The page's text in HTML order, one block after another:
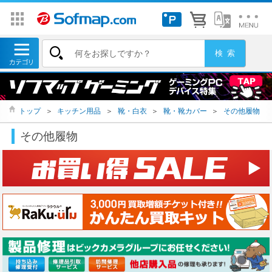
トップ ＞ キッチン用品 ＞ 靴・白衣 ＞ 靴・靴カバー ＞ その他履物
その他履物